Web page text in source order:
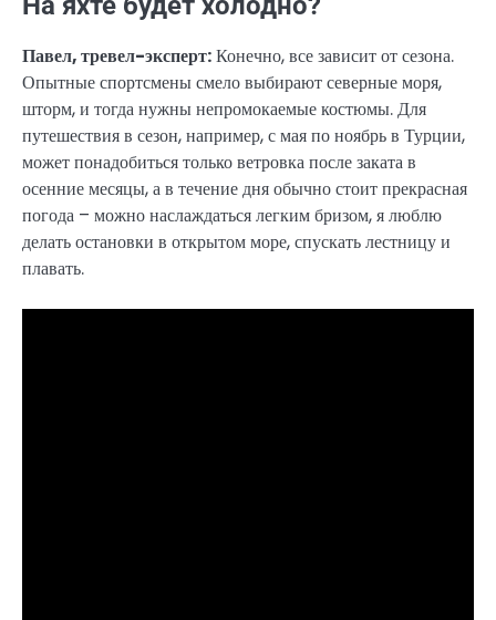
Павел, тревел-эксперт:Конечно, все зависит от сезона.
Опытные спортсмены смело выбирают северные моря,
шторм, и тогда нужны непромокаемые костюмы. Для
путешествия в сезон, например, с мая по ноябрь в Турции,
может понадобиться только ветровка после заката в
осенние месяцы, а в течение дня обычно стоит прекрасная
погода – можно наслаждаться легким бризом, я люблю
делать остановки в открытом море, спускать лестницу и
плавать.